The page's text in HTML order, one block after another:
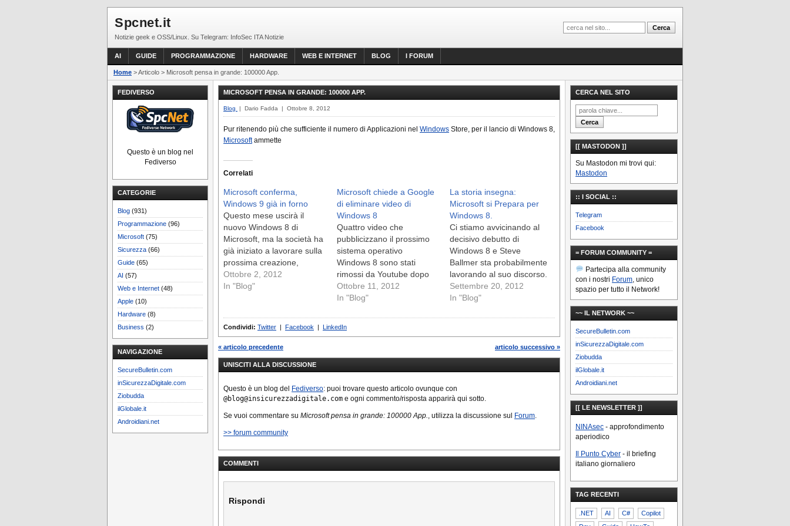
Spcnet.it
Notizie geek e OSS/Linux. Su Telegram: InfoSec ITA Notizie
AI GUIDE PROGRAMMAZIONE HARDWARE WEB E INTERNET BLOG I FORUM
Home > Articolo > Microsoft pensa in grande: 100000 App.
FEDIVERSO
Questo è un blog nel
Fediverso
CATEGORIE
Blog (931)
Programmazione (96)
Microsoft (75)
Sicurezza (66)
Guide (65)
AI (57)
Web e Internet (48)
Apple (10)
Hardware (8)
Business (2)
NAVIGAZIONE
SecureBulletin.com
inSicurezzaDigitale.com
Ziobudda
ilGlobale.it
Androidiani.net
MICROSOFT PENSA IN GRANDE: 100000 APP.
Blog | Dario Fadda | Ottobre 8, 2012
Pur ritenendo più che sufficiente il numero di Applicazioni nel Windows Store, per il lancio di Windows 8,
Microsoftammette
Correlati
Microsoft conferma,
Windows 9 già in forno
Questo mese uscirà il
nuovo Windows 8 di
Microsoft, ma la società ha
già iniziato a lavorare sulla
prossima creazione,
Ottobre 2, 2012
In "Blog"
Microsoft chiede a Google
di eliminare video di
Windows 8
Quattro video che
pubblicizzano il prossimo
sistema operativo
Windows 8 sono stati
rimossi da Youtube dopo
che Microsoft ha informato
Ottobre 11, 2012
In "Blog"
La storia insegna:
Microsoft si Prepara per
Windows 8.
Ci stiamo avvicinando al
decisivo debutto di
Windows 8 e Steve
Ballmer sta probabilmente
lavorando al suo discorso.
Windows 8
Settembre 20, 2012
In "Blog"
Condividi: Twitter | Facebook | LinkedIn
« articolo precedente articolo successivo »
UNISCITI ALLA DISCUSSIONE
Questo è un blog del Fediverso: puoi trovare questo articolo ovunque con
@blog@insicurezzadigitale.com e ogni commento/risposta apparirà qui sotto.
Se vuoi commentare su Microsoft pensa in grande: 100000 App., utilizza la discussione sul Forum.
>> forum community
COMMENTI
Rispondi
CERCA NEL SITO
[[ MASTODON ]]
Su Mastodon mi trovi qui:
Mastodon
:: I SOCIAL ::
Telegram
Facebook
= FORUM COMMUNITY =
Partecipa alla community
con i nostri Forum, unico
spazio per tutto il Network!
~~ IL NETWORK ~~
SecureBulletin.com
inSicurezzaDigitale.com
Ziobudda
ilGlobale.it
Androidiani.net
[[ LE NEWSLETTER ]]
NINAsec - approfondimento
aperiodico
Il Punto Cyber - il briefing
italiano giornaliero
TAG RECENTI
.NET AI C#
Copilot